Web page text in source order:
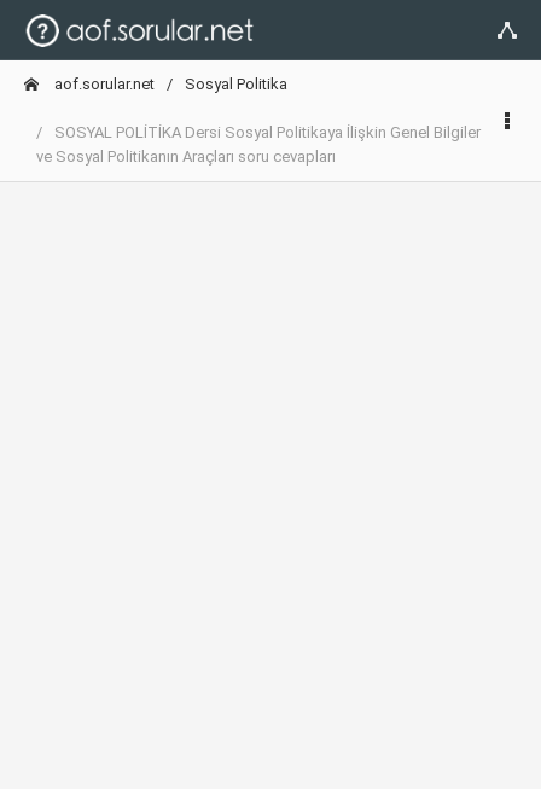
aof.sorular.net Sosyal Politika
SOSYAL POLİTİKA Dersi Sosyal Politikaya İlişkin Genel Bilgiler
ve Sosyal Politikanın Araçları soru cevapları